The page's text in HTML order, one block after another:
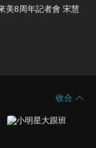
美8周年記者會 宋慧
收合